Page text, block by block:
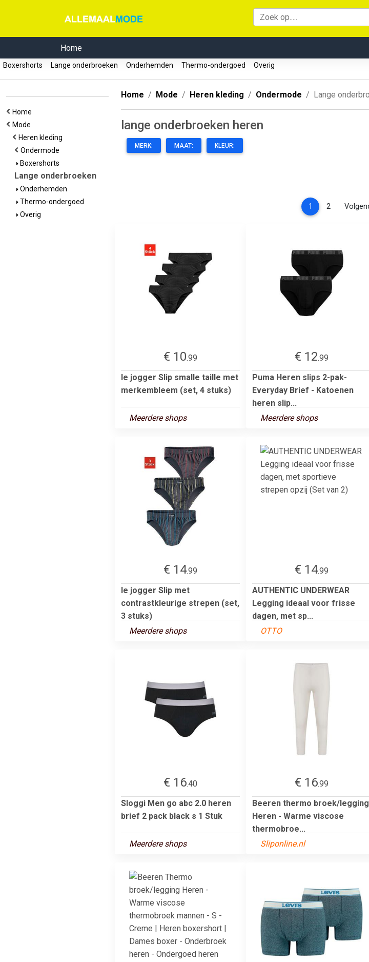
Home
Boxershorts Lange onderbroeken Onderhemden Thermo-ondergoed Overig
Home
Mode
Heren kleding
Ondermode
Boxershorts
Lange onderbroeken
Onderhemden
Thermo-ondergoed
Overig
Home Mode Heren kleding Ondermode Lange
lange onderbroeken heren
MERK: MAAT: KLEUR:
1 (current)
2
€ 10.99
le jogger Slip smalle taille met
merkembleem (set, 4 stuks)
Meerdere shops
€ 12.99
Puma Heren slips 2-pak-
Everyday Brief - Katoenen
heren slip...
Meerdere shops
€ 14.99
le jogger Slip met
contrastkleurige strepen (set,
3 stuks)
Meerdere shops
€ 14.99
AUTHENTIC UNDERWEAR
Legging ideaal voor frisse
dagen, met sp...
OTTO
€ 16.40
Sloggi Men go abc 2.0 heren
brief 2 pack black s 1 Stuk
Meerdere shops
€ 16.99
Beeren thermo broek/legging
Heren - Warme viscose
thermobroe...
Sliponline.nl